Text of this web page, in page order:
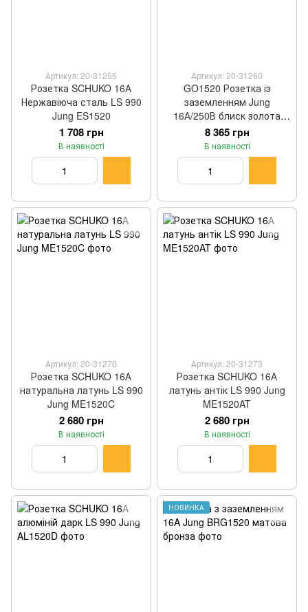
Артикул: 20-31255
Розетка SCHUKO 16А
Нержавіюча сталь LS 990
Jung ES1520
1 708 грн
В наявності
Артикул: 20-31260
GO1520 Розетка із
заземленням Jung
16А/250В блиск золота
Jung LS серія
8 365 грн
В наявності
Артикул: 20-31270
Розетка SCHUKO 16А
натуральна латунь LS 990
Jung ME1520C
2 680 грн
В наявності
Артикул: 20-31273
Розетка SCHUKO 16А
латунь антік LS 990 Jung
ME1520AT
2 680 грн
В наявності
НОВИНКА